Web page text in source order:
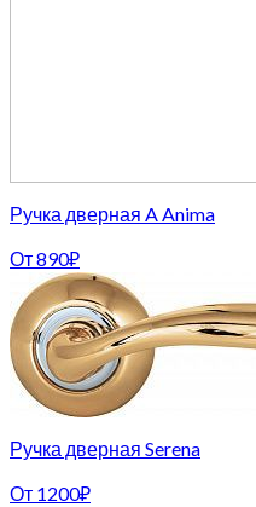
Ручка дверная A Anima
От890₽
Ручка дверная Serena
От 1200₽